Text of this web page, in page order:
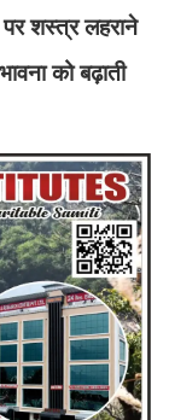
शस्त्र लहराने
को बढ़ाती